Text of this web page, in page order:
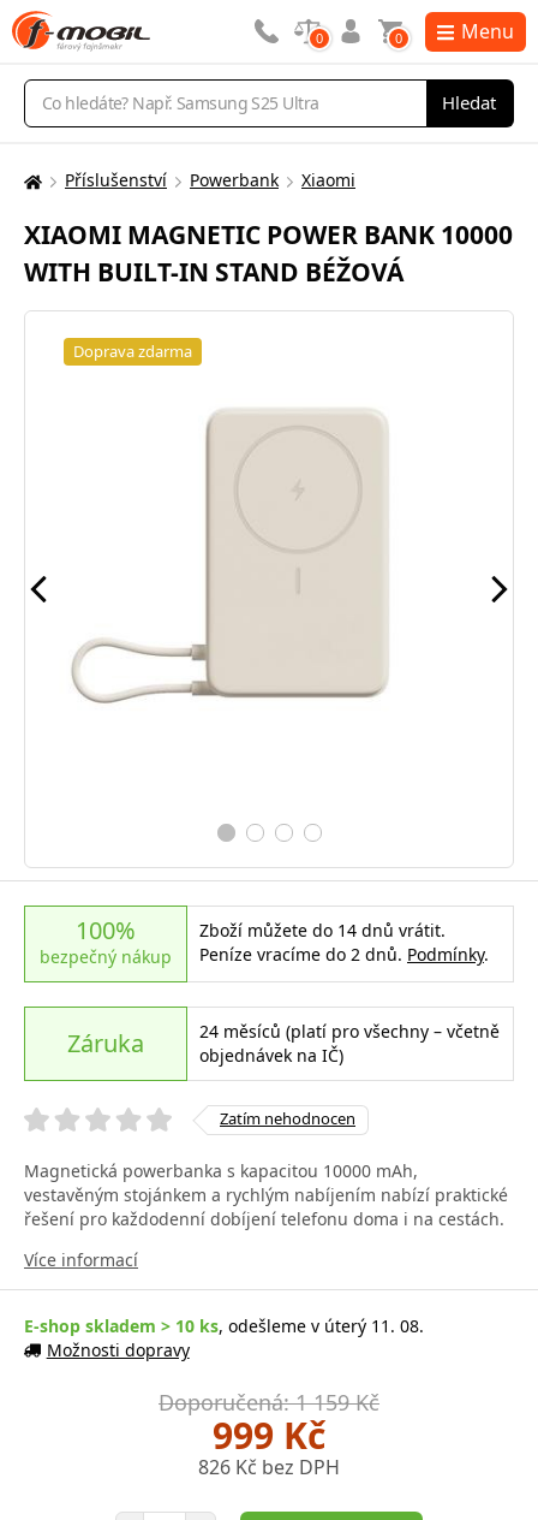
Vyhledávání
Hledat
0 0 Menu
Zde
nacházíte:
Příslušenství Powerbank Xiaomi
XIAOMI MAGNETIC POWER BANK 10000
WITH BUILT-IN STAND BÉŽOVÁ
Doprava zdarma
100%
bezpečný nákup
Zboží můžete do 14 dnů vrátit.
Peníze vracíme do 2 dnů. Podmínky.
Záruka
24 měsíců (platí pro všechny – včetně
objednávek na IČ)
Zatím nehodnocen
Magnetická powerbanka s kapacitou 10000 mAh,
vestavěným stojánkem a rychlým nabíjením nabízí praktické
řešení pro každodenní dobíjení telefonu doma i na cestách.
Více informací
E-shop skladem > 10 ks, odešleme v úterý 11. 08.
Možnosti dopravy
Doporučená: 1 159 Kč
999 Kč
826 Kč bez DPH